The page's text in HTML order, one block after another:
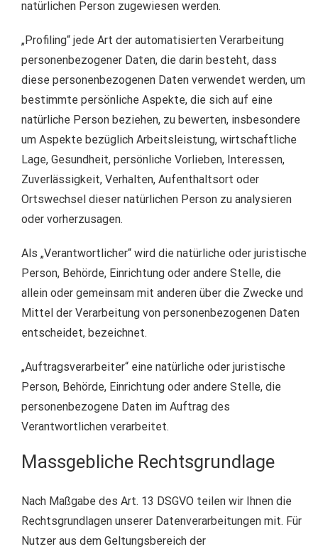
natürlichen Person zugewiesen werden.
„Profiling“ jede Art der automatisierten Verarbeitung
personenbezogener Daten, die darin besteht, dass
diese personenbezogenen Daten verwendet werden, um
bestimmte persönliche Aspekte, die sich auf eine
natürliche Person beziehen, zu bewerten, insbesondere
um Aspekte bezüglich Arbeitsleistung, wirtschaftliche
Lage, Gesundheit, persönliche Vorlieben, Interessen,
Zuverlässigkeit, Verhalten, Aufenthaltsort oder
Ortswechsel dieser natürlichen Person zu analysieren
oder vorherzusagen.
Als „Verantwortlicher“ wird die natürliche oder juristische
Person, Behörde, Einrichtung oder andere Stelle, die
allein oder gemeinsam mit anderen über die Zwecke und
Mittel der Verarbeitung von personenbezogenen Daten
entscheidet, bezeichnet.
„Auftragsverarbeiter“ eine natürliche oder juristische
Person, Behörde, Einrichtung oder andere Stelle, die
personenbezogene Daten im Auftrag des
Verantwortlichen verarbeitet.
Massgebliche Rechtsgrundlage
Nach Maßgabe des Art. 13 DSGVO teilen wir Ihnen die
Rechtsgrundlagen unserer Datenverarbeitungen mit. Für
Nutzer aus dem Geltungsbereich der